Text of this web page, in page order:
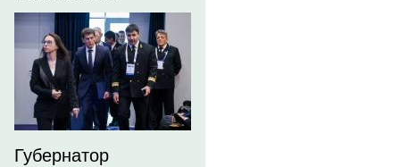
Губернатор